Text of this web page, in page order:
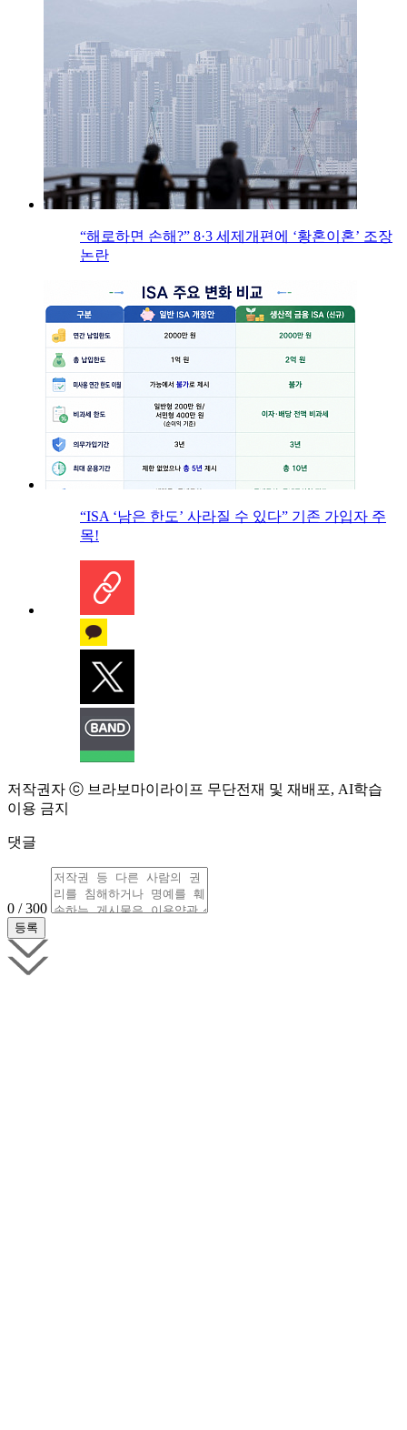
“해로하면 손해?” 8·3 세제개편에 ‘황혼이혼’ 조장
논란
“ISA ‘남은 한도’ 사라질 수 있다” 기존 가입자 주
목!
저작권자 ⓒ 브라보마이라이프 무단전재 및 재배포, AI학습
이용 금지
댓글
0 / 300